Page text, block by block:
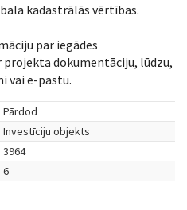
kadastrālās vērtības.
par iegādes
dokumentāciju, lūdzu,
vai e-pastu.
Pārdod
Investīciju objekts
3964
6